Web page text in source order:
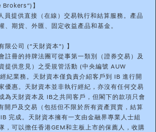
】
員提供直接（在線）交易執行和結算服務。產品
、期貨、外匯、固定收益產品和基金。
限公司 (“天財資本") 】
註冊的持牌法團可從事第一類別（證券交易）及
提供意見）之受規管活動 (中央編號 AUW
紀業務。天財資本僅負責介紹客戶到 IB 進行開
優惠。天財資本並非執行經紀，亦沒有任何交易
為天財資本及 IB之共同客戶，但閣下的款項只會
開戶及交易（包括但不限於所有資產買賣，結算
完成。天財資本擁有一支由金融界專業人士組
，可以擔任香港GEM和主板上市的保薦人，收購